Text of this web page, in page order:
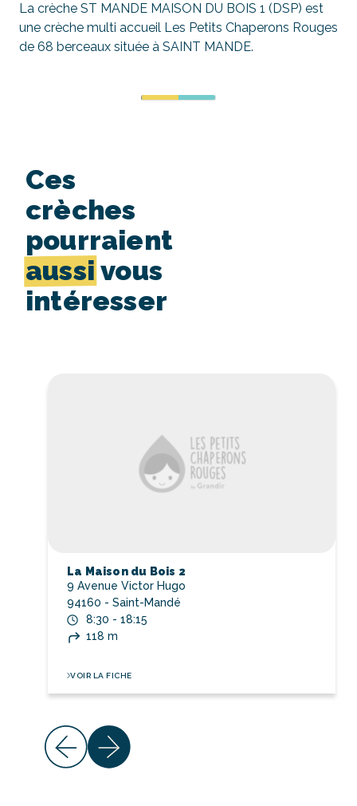
La crèche ST MANDE MAISON DU BOIS 1 (DSP) est
une crèche multi accueil Les Petits Chaperons Rouges
de 68 berceaux située à SAINT MANDE.
Ces
crèches
pourraient
aussi vous
intéresser
La Maison du Bois 2
9 Avenue Victor Hugo
94160 - Saint-Mandé
8:30 - 18:15
118 m
VOIR LA FICHE